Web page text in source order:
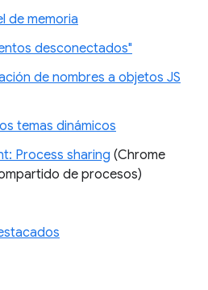
de memoria
desconectados"
de nombres a objetos JS
temas dinámicos
Process sharing (Chrome
de procesos)